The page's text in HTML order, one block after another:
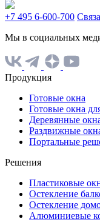
+7 495 6-600-700
Мы в социальных
Продукция
Готовые окна
Готовые окна
Деревянные
Раздвижные
Портальные
Решения
Пластиковые
Остекление
Остекление
Алюминиевые